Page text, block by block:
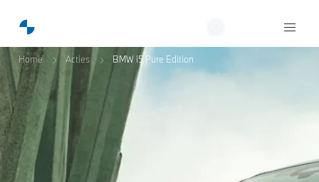
Home Acties BMW i5 Pure Edition